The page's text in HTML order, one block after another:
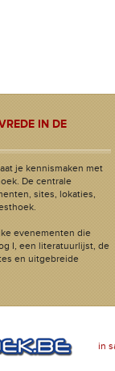
IN DE
je kennismaken met
De centrale
sites, lokaties,
evenementen die
I, een literatuurlijst, de
en uitgebreide
in